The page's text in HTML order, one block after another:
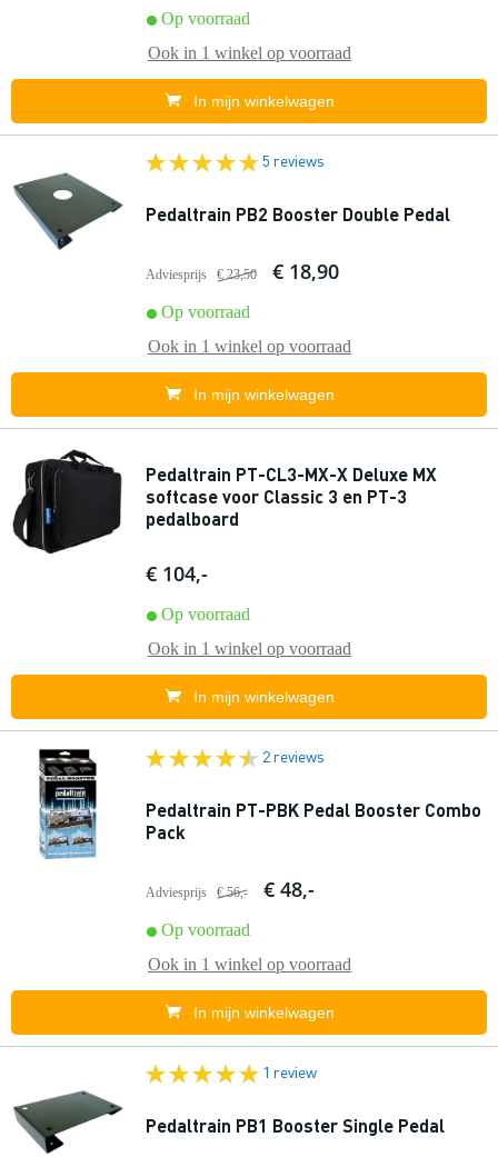
Op voorraad
Ook in 1 winkel op voorraad
In mijn winkelwagen
5 reviews
Pedaltrain PB2 Booster Double Pedal
Adviesprijs € 23,50 € 18,90
Op voorraad
Ook in 1 winkel op voorraad
In mijn winkelwagen
Pedaltrain PT-CL3-MX-X Deluxe MX
softcase voor Classic 3 en PT-3
pedalboard
€ 104,-
Op voorraad
Ook in 1 winkel op voorraad
In mijn winkelwagen
2 reviews
Pedaltrain PT-PBK Pedal Booster Combo
Pack
Adviesprijs € 56,- € 48,-
Op voorraad
Ook in 1 winkel op voorraad
In mijn winkelwagen
1 review
Pedaltrain PB1 Booster Single Pedal